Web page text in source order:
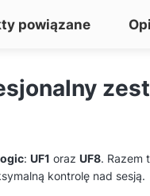
powiązane
: UF1 oraz UF8. Razem
kontrolę nad sesją.